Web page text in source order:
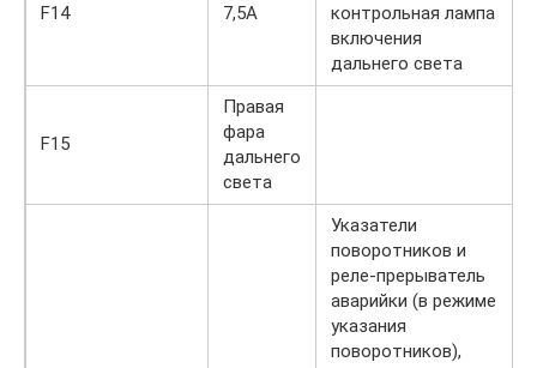
F14 7,5А
контрольная лампа
включения
дальнего света
F15
Правая
фара
дальнего
света
Указатели
поворотников и
реле-прерыватель
аварийки (в режиме
указания
поворотников),